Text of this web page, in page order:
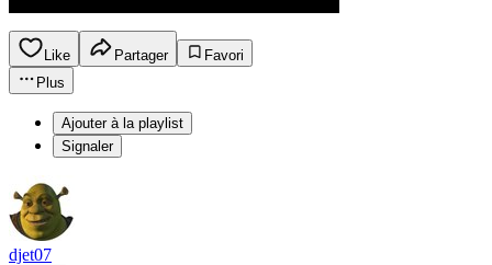
Like Partager
Favori
Plus
Ajouter à la playlist
Signaler
djet07